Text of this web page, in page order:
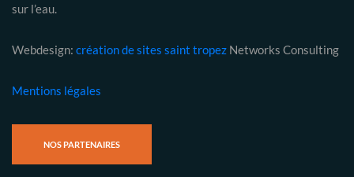
sur l’eau.
Webdesign: création de sites saint tropez Networks Consulting
Mentions légales
NOS PARTENAIRES